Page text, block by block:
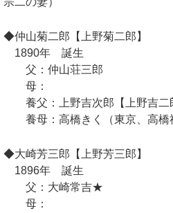
◆仲山菊二郎【上野菊二郎】
1890年 誕生
父：仲山荘三郎
母：
養父：上野吉次郎【上野吉二
養母：高橋きく（東京、高橋
◆大崎芳三郎【上野芳三郎】
1896年 誕生
父：大崎常吉★
母：